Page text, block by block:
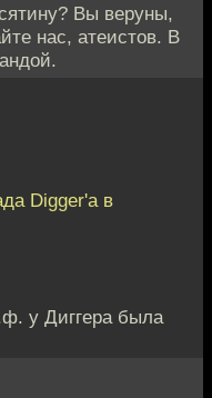
Вы веруны,
нас, атеистов. В
Digger'а в
у Диггера была